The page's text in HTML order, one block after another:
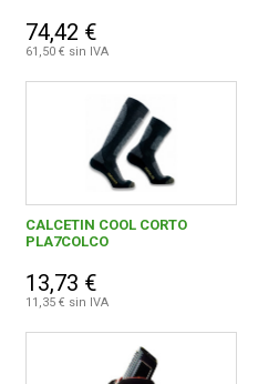
74,42 €
61,50 € sin IVA
CALCETIN COOL CORTO
PLA7COLCO
13,73 €
11,35 € sin IVA